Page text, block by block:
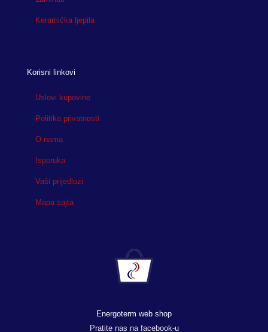
Keramička ljepila
Korisni linkovi
Uslovi kupovine
Politika privatnosti
O nama
Isporuka
Vaši prijedlozi
Mapa sajta
Energoterm web shop
Pratite nas na facebook-u